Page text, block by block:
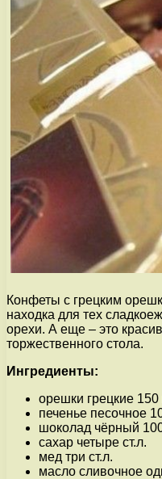
Конфеты с грецким
находка для тех
орехи. А еще – это
торжественного стола.
Ингредиенты:
орешки грецкие 150
печенье песочное
шоколад чёрный 100
сахар четыре ст.л.
мед три ст.л.
масло сливочное